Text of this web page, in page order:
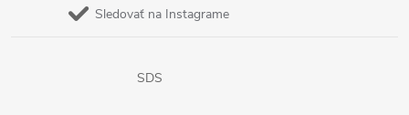
Sledovať na Instagrame
SDS